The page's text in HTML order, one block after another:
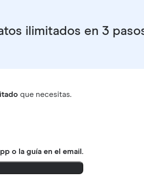
ilimitados en 3
que necesitas.
o la guía en el email.